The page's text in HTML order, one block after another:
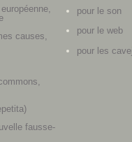
causes,
fausse-
pour le son
pour le web
pour les